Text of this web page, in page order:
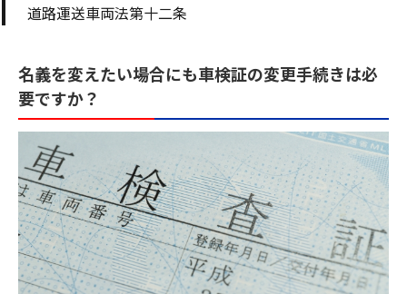
道路運送車両法第十二条
名義を変えたい場合にも車検証の変更手続きは必
要ですか？